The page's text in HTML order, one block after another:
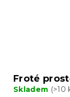
Froté
Skladem (>10